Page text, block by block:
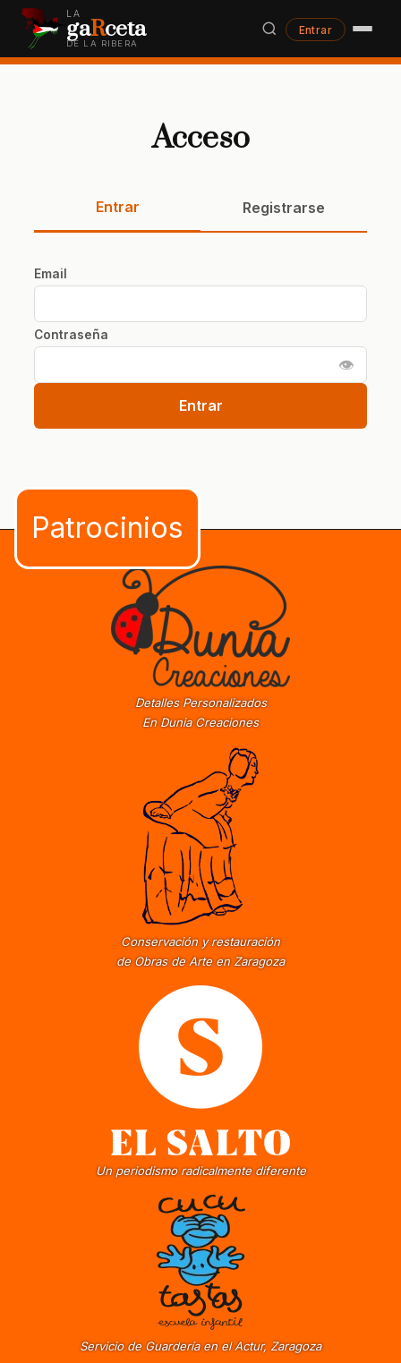
LA
gaRceta
DE LA RIBERA
Entrar
Acceso
Entrar Registrarse
Email
Contraseña
👁
Entrar
Detalles Personalizados
En Dunia Creaciones
Conservación y restauración
de Obras de Arte en Zaragoza
Un periodismo radicalmente diferente
Servicio de Guardería en el Actur, Zaragoza